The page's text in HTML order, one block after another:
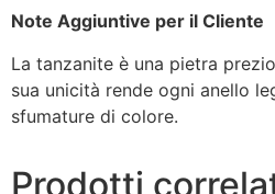
Note Aggiuntive per il Cliente
La tanzanite è una pietra
sua unicità rende ogni anello
sfumature di colore.
Prodotti